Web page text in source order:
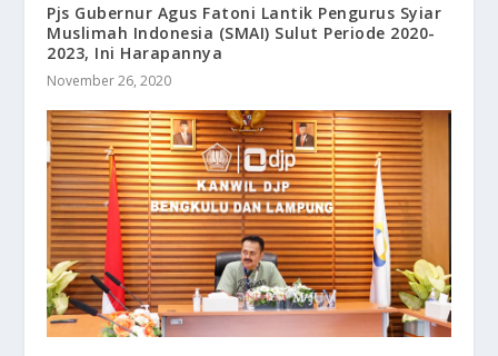
Pjs Gubernur Agus Fatoni Lantik Pengurus Syiar
Muslimah Indonesia (SMAI) Sulut Periode 2020-
2023, Ini Harapannya
November 26, 2020